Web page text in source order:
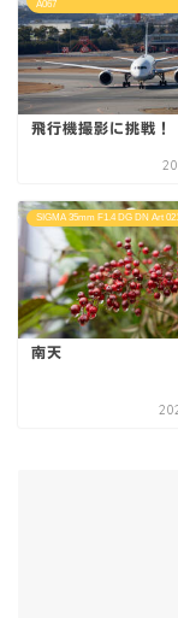
A067
飛行機撮影に挑戦！
SIGMA 35mm F1.4 DG DN Art
南天